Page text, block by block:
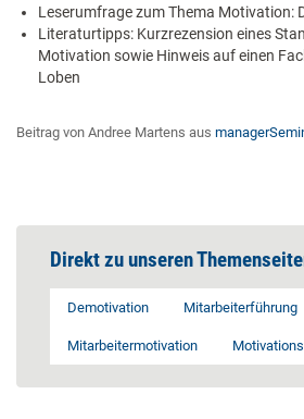
Leserumfrage zum Thema Motivation:
Literaturtipps: Kurzrezension eines
Motivation sowie Hinweis auf einen
Loben
Beitrag von Andree Martens aus
Direkt zu unseren
Demotivation Mitarbeiterführung
Mitarbeitermotivation